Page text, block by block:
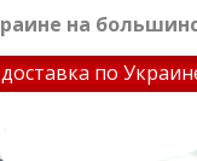
на
по Украине